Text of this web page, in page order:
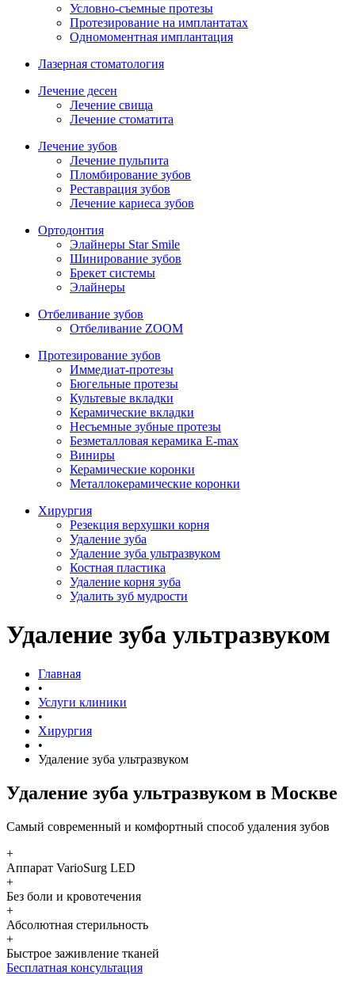
Условно-съемные протезы
Протезирование на имплантатах
Одномоментная имплантация
Лазерная стоматология
Лечение десен
Лечение свища
Лечение стоматита
Лечение зубов
Лечение пульпита
Пломбирование зубов
Реставрация зубов
Лечение кариеса зубов
Ортодонтия
Элайнеры Star Smile
Шинирование зубов
Брекет системы
Элайнеры
Отбеливание зубов
Отбеливание ZOOM
Протезирование зубов
Иммедиат-протезы
Бюгельные протезы
Культевые вкладки
Керамические вкладки
Несъемные зубные протезы
Безметалловая керамика E-max
Виниры
Керамические коронки
Металлокерамические коронки
Хирургия
Резекция верхушки корня
Удаление зуба
Удаление зуба ультразвуком
Костная пластика
Удаление корня зуба
Удалить зуб мудрости
Удаление зуба ультразвуком
Главная
•
Услуги клиники
•
Хирургия
•
Удаление зуба ультразвуком
Удаление зуба ультразвуком в Москве
Самый современный и комфортный способ удаления зубов
+
Аппарат VarioSurg LED
+
Без боли и кровотечения
+
Абсолютная стерильность
+
Быстрое заживление тканей
Бесплатная консультация